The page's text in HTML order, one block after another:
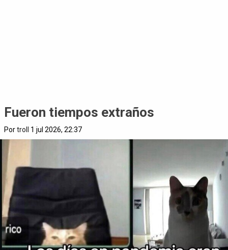
Fueron tiempos extraños
Portroll 1 jul 2026, 22:37